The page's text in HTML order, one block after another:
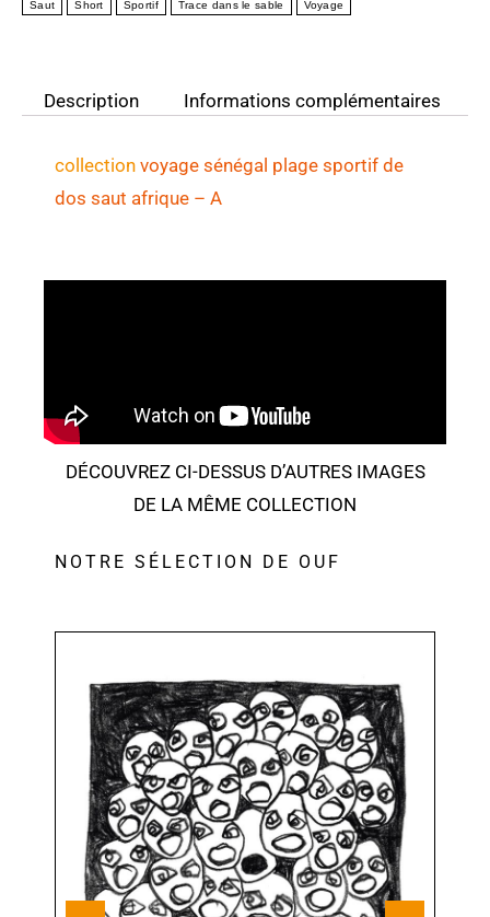
Saut Short Sportif Trace dans le sable Voyage
Description Informations complémentaires
collection voyage sénégal plage sportif de
dos saut afrique – A
DÉCOUVREZ CI-DESSUS D’AUTRES IMAGES
DE LA MÊME COLLECTION
NOTRE SÉLECTION DE OUF